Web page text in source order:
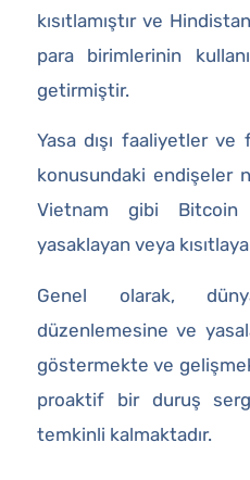
kısıtlamıştır ve
para birimlerinin
getirmiştir.
Yasa dışı faaliyetler
konusundaki endişeler
Vietnam gibi Bitcoin
yasaklayan veya
Genel olarak,
düzenlemesine ve
göstermekte ve
proaktif bir duruş
temkinli kalmaktadır.